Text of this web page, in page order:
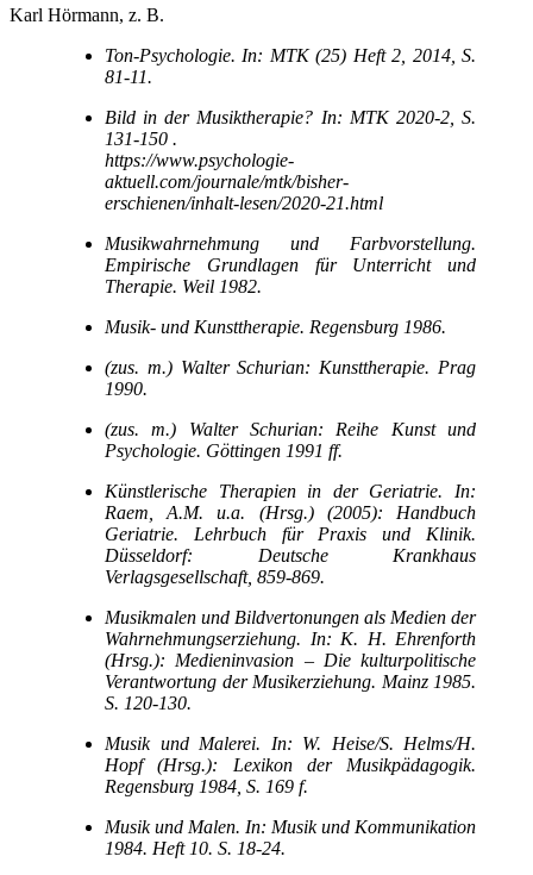
Karl Hörmann, z. B.
Ton-Psychologie. In: MTK (25) Heft 2, 2014, S.
81-11.
Bild in der Musiktherapie? In: MTK 2020-2, S.
131-150 .
https://www.psychologie-
aktuell.com/journale/mtk/bisher-
erschienen/inhalt-lesen/2020-21.html
Musikwahrnehmung und Farbvorstellung.
Empirische Grundlagen für Unterricht und
Therapie. Weil 1982.
Musik- und Kunsttherapie. Regensburg 1986.
(zus. m.) Walter Schurian: Kunsttherapie. Prag
1990.
(zus. m.) Walter Schurian: Reihe Kunst und
Psychologie. Göttingen 1991 ff.
Künstlerische Therapien in der Geriatrie. In:
Raem, A.M. u.a. (Hrsg.) (2005): Handbuch
Geriatrie. Lehrbuch für Praxis und Klinik.
Düsseldorf: Deutsche Krankhaus
Verlagsgesellschaft, 859-869.
Musikmalen und Bildvertonungen als Medien der
Wahrnehmungserziehung. In: K. H. Ehrenforth
(Hrsg.): Medieninvasion –Die kulturpolitische
Verantwortung der Musikerziehung. Mainz 1985.
S. 120-130.
Musik und Malerei. In: W. Heise/S. Helms/H.
Hopf (Hrsg.): Lexikon der Musikpädagogik.
Regensburg 1984, S. 169 f.
Musik und Malen. In: Musik und Kommunikation
1984. Heft 10. S. 18-24.